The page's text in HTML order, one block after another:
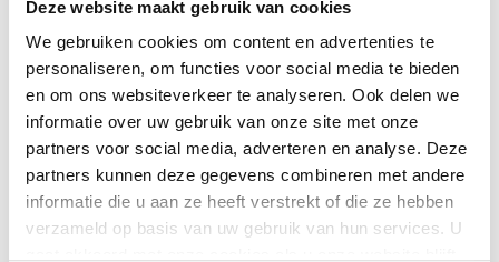
Deze website maakt gebruik van cookies
We gebruiken cookies om content en advertenties te
personaliseren, om functies voor social media te bieden
en om ons websiteverkeer te analyseren. Ook delen we
informatie over uw gebruik van onze site met onze
partners voor social media, adverteren en analyse. Deze
partners kunnen deze gegevens combineren met andere
informatie die u aan ze heeft verstrekt of die ze hebben
verzameld op basis van uw gebruik van hun services. U